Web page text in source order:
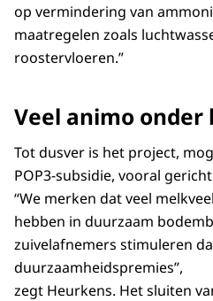
op vermindering van
maatregelen zoals
roostervloeren.”
Veel animo onder
Tot dusver is het project,
POP3-subsidie, vooral
“We merken dat veel
hebben in duurzaam
zuivelafnemers stimuleren
duurzaamheidspremies”,
zegt Heurkens. Het sluiten